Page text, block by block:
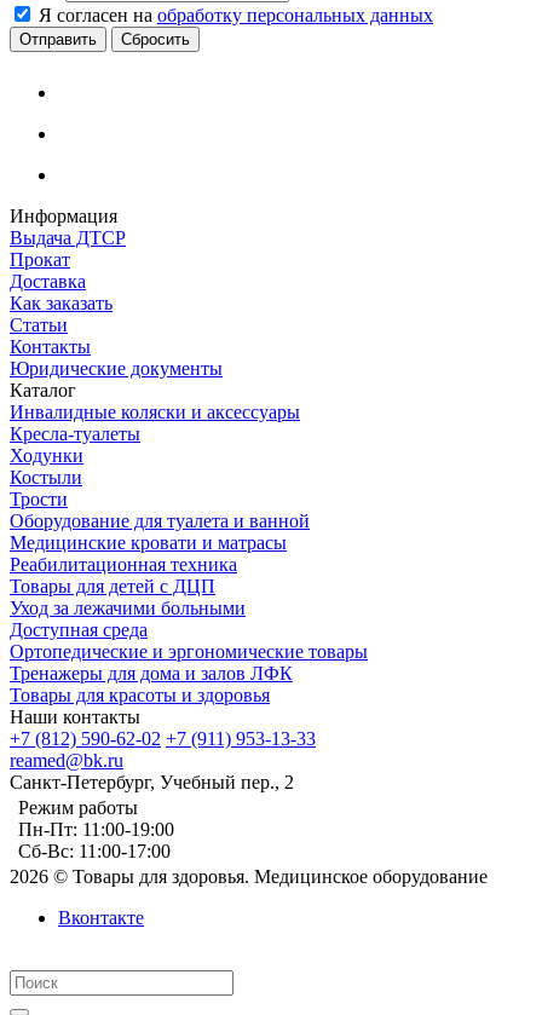
Я согласен на обработку персональных данных
Сбросить
Информация
Выдача ДТСР
Прокат
Доставка
Как заказать
Статьи
Контакты
Юридические документы
Каталог
Инвалидные коляски и аксессуары
Кресла-туалеты
Ходунки
Костыли
Трости
Оборудование для туалета и ванной
Медицинские кровати и матрасы
Реабилитационная техника
Товары для детей с ДЦП
Уход за лежачими больными
Доступная среда
Ортопедические и эргономические товары
Тренажеры для дома и залов ЛФК
Товары для красоты и здоровья
Наши контакты
+7 (812) 590-62-02 +7 (911) 953-13-33
reamed@bk.ru
Санкт-Петербург, Учебный пер., 2
Режим работы
Пн-Пт: 11:00-19:00
Сб-Вс: 11:00-17:00
2026 © Товары для здоровья. Медицинское оборудование
Вконтакте